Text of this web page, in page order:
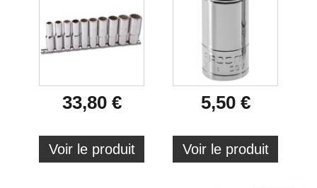
33,80 €
Voir le produit
5,50 €
Voir le produit